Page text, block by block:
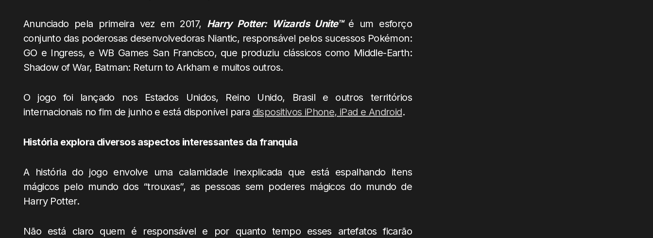
Anunciado pela primeira vez em 2017, Harry Potter: Wizards Unite™ é um esforço
conjunto das poderosas desenvolvedoras Niantic, responsável pelos sucessos Pokémon:
GO e Ingress, e WB Games San Francisco, que produziu clássicos como Middle-Earth:
Shadow of War, Batman: Return to Arkham e muitos outros.
O jogo foi lançado nos Estados Unidos, Reino Unido, Brasil e outros territórios
internacionais no fim de junho e está disponível para dispositivos iPhone, iPad e Android.
História explora diversos aspectos interessantes da franquia
A história do jogo envolve uma calamidade inexplicada que está espalhando itens
mágicos pelo mundo dos “trouxas”, as pessoas sem poderes mágicos do mundo de
Harry Potter.
Não está claro quem é responsável e por quanto tempo esses artefatos ficarão